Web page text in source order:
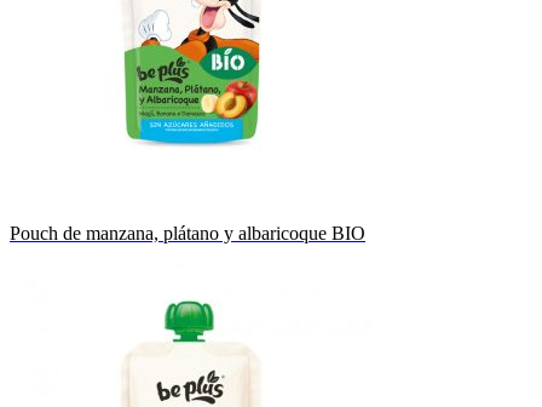
Pouch de manzana, plátano y albaricoque BIO